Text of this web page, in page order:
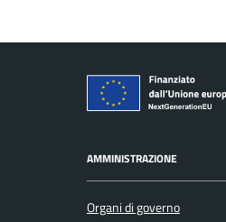
AMMINISTRAZIONE
Organi di governo